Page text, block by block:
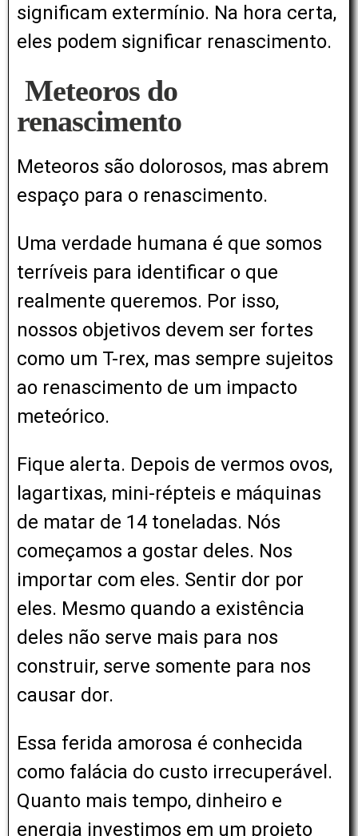
significam extermínio. Na hora certa,
eles podem significar renascimento.
Meteoros do
renascimento
Meteoros são dolorosos, mas abrem
espaço para o renascimento.
Uma verdade humana é que somos
terríveis para identificar o que
realmente queremos. Por isso,
nossos objetivos devem ser fortes
como um T-rex, mas sempre sujeitos
ao renascimento de um impacto
meteórico.
Fique alerta. Depois de vermos ovos,
lagartixas, mini-répteis e máquinas
de matar de 14 toneladas. Nós
começamos a gostar deles. Nos
importar com eles. Sentir dor por
eles. Mesmo quando a existência
deles não serve mais para nos
construir, serve somente para nos
causar dor.
Essa ferida amorosa é conhecida
como falácia do custo irrecuperável.
Quanto mais tempo, dinheiro e
energia investimos em um projeto